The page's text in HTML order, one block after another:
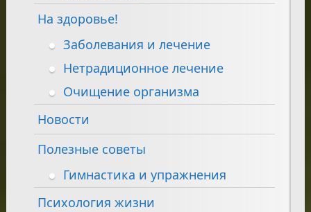
На здоровье!
Заболевания и лечение
Нетрадиционное лечение
Очищение организма
Новости
Полезные советы
Гимнастика и упражнения
Психология жизни